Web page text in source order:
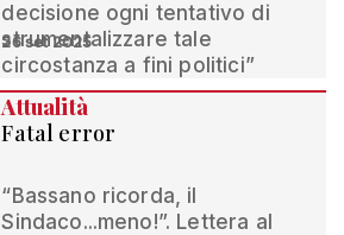
decisione ogni tentativo di
strumentalizzare tale
circostanza a fini politici”
26 set 2025
Attualità
Fatal error
“Bassano ricorda, il
Sindaco...meno!”. Lettera al